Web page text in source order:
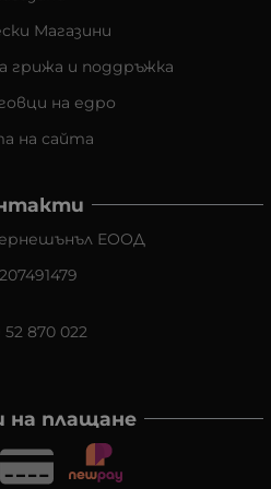
Магазини
грижа и поддръжка
на едро
на сайта
ЕООД
52 870 022
на плащане